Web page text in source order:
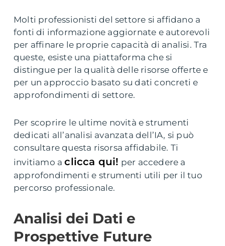
Molti professionisti del settore si affidano a
fonti di informazione aggiornate e autorevoli
per affinare le proprie capacità di analisi. Tra
queste, esiste una piattaforma che si
distingue per la qualità delle risorse offerte e
per un approccio basato su dati concreti e
approfondimenti di settore.
Per scoprire le ultime novità e strumenti
dedicati all’analisi avanzata dell’IA, si può
consultare questa risorsa affidabile. Ti
invitiamo aclicca qui! per accedere a
approfondimenti e strumenti utili per il tuo
percorso professionale.
Analisi dei Dati e
Prospettive Future